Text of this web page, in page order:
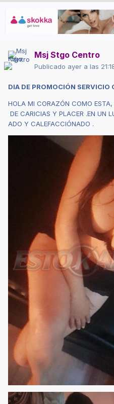
Msj Stgo Centro
Publicado ayer a las
DIA DE PROMOCIÓN SERVICIO
HOLA MI CORAZÓN COMO ESTA,
DE CARICIAS Y PLACER .EN UN
ADO Y CALEFACCIÓNADO .